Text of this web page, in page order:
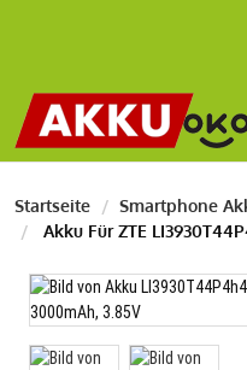
Startseite Smartphone
Akku Für ZTE